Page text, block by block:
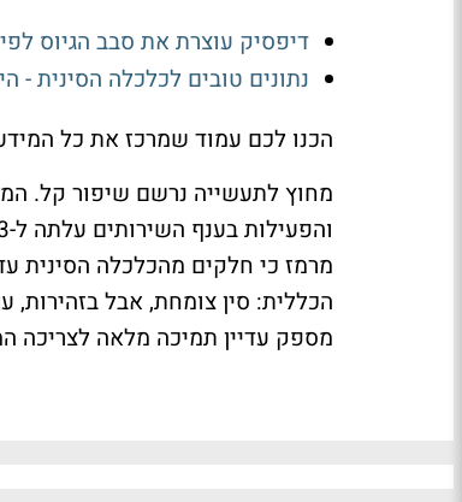
דיפסיק עוצרת את סבב הגיוס לפי 71 מיליארד דולר - הפרסום הויראלי גבה מחיר
נתונים טובים לכלכלה הסינית -
הכנו לכם עמוד שמרכז את כל
מרמז כי חלקים מהכלכלה הסינית
הכללית: סין צומחת, אבל
מספק עדיין תמיכה מלאה לצריכה